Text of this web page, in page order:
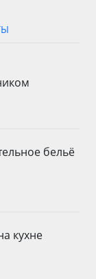
бельё
кухне